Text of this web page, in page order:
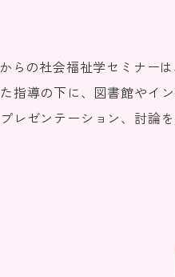
らの社会福祉学セミナー
指導の下に、図書館やイ
レゼンテーション、討論